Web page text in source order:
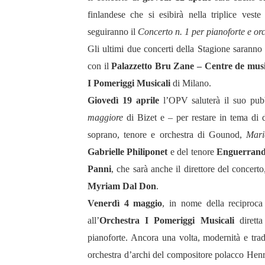
finlandese che si esibirà nella triplice
seguiranno il Concerto n. 1 per pianoforte e
Gli ultimi due concerti della Stagione
con ilPalazzetto Bru Zane – Centre de
I Pomeriggi Musicali di Milano.
Giovedì 19 aprilel’OPV saluterà il suo
maggiore di Bizet e – per restare in tema di
soprano, tenore e orchestra di Gounod,
Gabrielle Philiponet e del tenore
Panni, che sarà anche il direttore del
Myriam Dal Don.
Venerdì 4 maggio, in nome della
all’Orchestra I Pomeriggi Musicali
pianoforte. Ancora una volta, modernità e
orchestra d’archi del compositore polacco